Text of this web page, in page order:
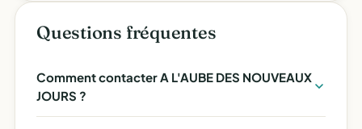
Questions fréquentes
Comment contacter A L'AUBE DES NOUVEAUX
JOURS ?